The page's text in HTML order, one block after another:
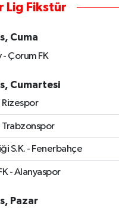
Lig Fikstür
Cuma
Çorum FK
Cumartesi
Rizespor
Trabzonspor
S.K. - Fenerbahçe
- Alanyaspor
Pazar